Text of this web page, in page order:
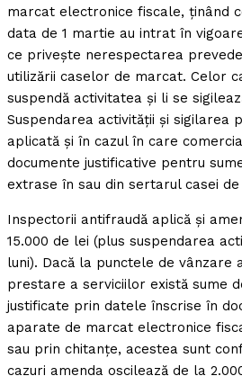
marcat electronice fiscale, ţinând
data de 1 martie au intrat în
ce priveşte nerespectarea
utilizării caselor de marcat. Celor
suspendă activitatea şi li se
Suspendarea activităţii şi sigilarea
aplicată şi în cazul în care
documente justificative pentru
extrase în sau din sertarul casei
Inspectorii antifraudă aplică şi
15.000 de lei (plus suspendarea
luni). Dacă la punctele de vânzare
prestare a serviciilor există sume
justificate prin datele înscrise în
aparate de marcat electronice
sau prin chitanţe, acestea sunt
cazuri amenda oscilează de la